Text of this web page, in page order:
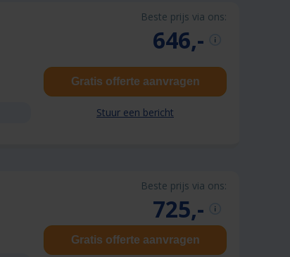
Beste prijs via ons:
646,-
Gratis offerte aanvragen
Stuur een bericht
Beste prijs via ons:
725,-
Gratis offerte aanvragen